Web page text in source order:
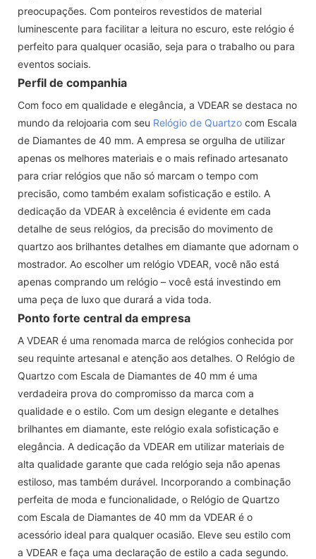
preocupações. Com ponteiros revestidos de material
luminescente para facilitar a leitura no escuro, este relógio é
perfeito para qualquer ocasião, seja para o trabalho ou para
eventos sociais.
Perfil de companhia
Com foco em qualidade e elegância, a VDEAR se destaca no
mundo da relojoaria com seu Relógio de Quartzo com Escala
de Diamantes de 40 mm. A empresa se orgulha de utilizar
apenas os melhores materiais e o mais refinado artesanato
para criar relógios que não só marcam o tempo com
precisão, como também exalam sofisticação e estilo. A
dedicação da VDEAR à excelência é evidente em cada
detalhe de seus relógios, da precisão do movimento de
quartzo aos brilhantes detalhes em diamante que adornam o
mostrador. Ao escolher um relógio VDEAR, você não está
apenas comprando um relógio – você está investindo em
uma peça de luxo que durará a vida toda.
Ponto forte central da empresa
A VDEAR é uma renomada marca de relógios conhecida por
seu requinte artesanal e atenção aos detalhes. O Relógio de
Quartzo com Escala de Diamantes de 40 mm é uma
verdadeira prova do compromisso da marca com a
qualidade e o estilo. Com um design elegante e detalhes
brilhantes em diamante, este relógio exala sofisticação e
elegância. A dedicação da VDEAR em utilizar materiais de
alta qualidade garante que cada relógio seja não apenas
estiloso, mas também durável. Incorporando a combinação
perfeita de moda e funcionalidade, o Relógio de Quartzo
com Escala de Diamantes de 40 mm da VDEAR é o
acessório ideal para qualquer ocasião. Eleve seu estilo com
a VDEAR e faça uma declaração de estilo a cada segundo.